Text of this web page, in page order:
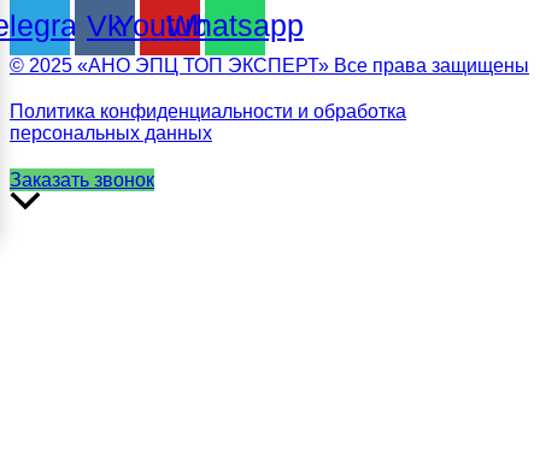
VkYoutube
Whatsapp
© 2025 «АНО ЭПЦ ТОП ЭКСПЕРТ» Все права защищены
Политика конфиденциальности и обработка
персональных данных
Заказать звонок